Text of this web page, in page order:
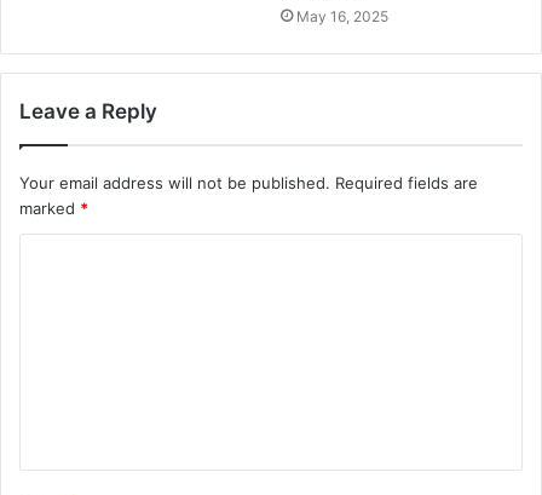
May 16, 2025
Leave a Reply
Your email address will not be published. Required fields are
marked *
t